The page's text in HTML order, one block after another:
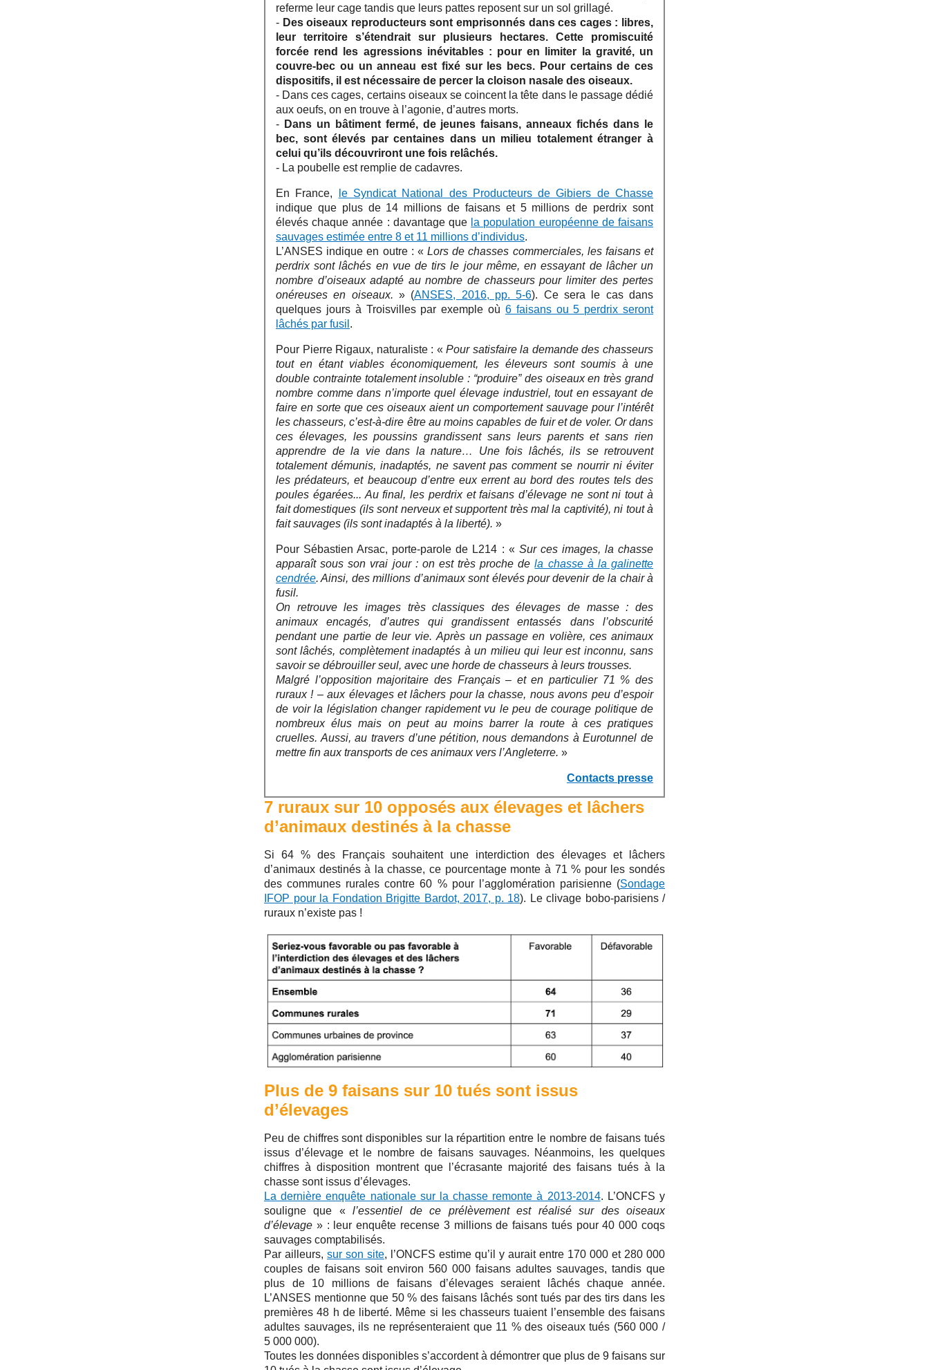
referme leur cage tandis que leurs pattes reposent sur un sol grillagé.
- Des oiseaux reproducteurs sont emprisonnés dans ces cages : libres,
leur territoire s’étendrait sur plusieurs hectares. Cette promiscuité
forcée rend les agressions inévitables : pour en limiter la gravité, un
couvre-bec ou un anneau est fixé sur les becs. Pour certains de ces
dispositifs, il est nécessaire de percer la cloison nasale des oiseaux.
- Dans ces cages, certains oiseaux se coincent la tête dans le passage dédié
aux oeufs, on en trouve à l’agonie, d’autres morts.
- Dans un bâtiment fermé, de jeunes faisans, anneaux fichés dans le
bec, sont élevés par centaines dans un milieu totalement étranger à
celui qu’ils découvriront une fois relâchés.
- La poubelle est remplie de cadavres.
En France,
le Syndicat National des Producteurs de Gibiers de Chasse
indique que plus de 14 millions de faisans et 5 millions de perdrix sont
élevés chaque année : davantage que la population européenne de faisans
sauvages estimée entre 8 et 11 millions d’individus.
L’ANSES indique en outre : « Lors de chasses commerciales, les faisans et
perdrix sont lâchés en vue de tirs le jour même, en essayant de lâcher un
nombre d’oiseaux adapté au nombre de chasseurs pour limiter des pertes
onéreuses en oiseaux. » (ANSES, 2016, pp. 5-6). Ce sera le cas dans
quelques jours à Troisvilles par exemple où 6 faisans ou 5 perdrix seront
lâchés par fusil .
Pour Pierre Rigaux, naturaliste : «Pour satisfaire la demande des chasseurs
tout en étant viables économiquement, les éleveurs sont soumis à une
double contrainte totalement insoluble : “produire” des oiseaux en très grand
nombre comme dans n’importe quel élevage industriel, tout en essayant de
faire en sorte que ces oiseaux aient un comportement sauvage pour l’intérêt
les chasseurs, c’est-à-dire être au moins capables de fuir et de voler. Or dans
ces élevages, les poussins grandissent sans leurs parents et sans rien
apprendre de la vie dans la nature… Une fois lâchés, ils se retrouvent
totalement démunis, inadaptés, ne savent pas comment se nourrir ni éviter
les prédateurs, et beaucoup d’entre eux errent au bord des routes tels des
poules égarées... Au final, les perdrix et faisans d’élevage ne sont ni tout à
fait domestiques (ils sont nerveux et supportent très mal la captivité), ni tout à
fait sauvages (ils sont inadaptés à la liberté). »
Pour Sébastien Arsac, porte-parole de L214 : « Sur ces images, la chasse
apparaît sous son vrai jour : on est très proche dela chasse à la galinette
cendrée. Ainsi, des millions d’animaux sont élevés pour devenir de la chair à
fusil.
On retrouve les images très classiques des élevages de masse : des
animaux encagés, d’autres qui grandissent entassés dans l’obscurité
pendant une partie de leur vie. Après un passage en volière, ces animaux
sont lâchés, complètement inadaptés à un milieu qui leur est inconnu, sans
savoir se débrouiller seul, avec une horde de chasseurs à leurs trousses.
Malgré l’opposition majoritaire des Français – et en particulier 71 % des
ruraux ! – aux élevages et lâchers pour la chasse, nous avons peu d’espoir
de voir la législation changer rapidement vu le peu de courage politique de
nombreux élus mais on peut au moins barrer la route à ces pratiques
cruelles. Aussi, au travers d’une pétition, nous demandons à Eurotunnel de
mettre fin aux transports de ces animaux vers l’Angleterre. »
Contacts presse
7 ruraux sur 10 opposés aux élevages et lâchers
d’animaux destinés à la chasse
Si 64 % des Français souhaitent une interdiction des élevages et lâchers
d’animaux destinés à la chasse, ce pourcentage monte à 71 % pour les sondés
des communes rurales contre 60 % pour l’agglomération parisienne (Sondage
IFOP pour la Fondation Brigitte Bardot, 2017, p. 18). Le clivage bobo-parisiens /
ruraux n’existe pas !
Plus de 9 faisans sur 10 tués sont issus
d’élevages
Peu de chiffres sont disponibles sur la répartition entre le nombre de faisans tués
issus d’élevage et le nombre de faisans sauvages. Néanmoins, les quelques
chiffres à disposition montrent que l’écrasante majorité des faisans tués à la
chasse sont issus d’élevages.
La dernière enquête nationale sur la chasse remonte à 2013-2014. L’ONCFS y
souligne que «l’essentiel de ce prélèvement est réalisé sur des oiseaux
d’élevage » : leur enquête recense 3 millions de faisans tués pour 40 000 coqs
sauvages comptabilisés.
Par ailleurs, sur son site, l’ONCFS estime qu’il y aurait entre 170 000 et 280 000
couples de faisans soit environ 560 000 faisans adultes sauvages, tandis que
plus de 10 millions de faisans d’élevages seraient lâchés chaque année.
L’ANSES mentionne que 50 % des faisans lâchés sont tués par des tirs dans les
premières 48 h de liberté. Même si les chasseurs tuaient l’ensemble des faisans
adultes sauvages, ils ne représenteraient que 11 % des oiseaux tués (560 000 /
5 000 000).
Toutes les données disponibles s’accordent à démontrer que plus de 9 faisans sur